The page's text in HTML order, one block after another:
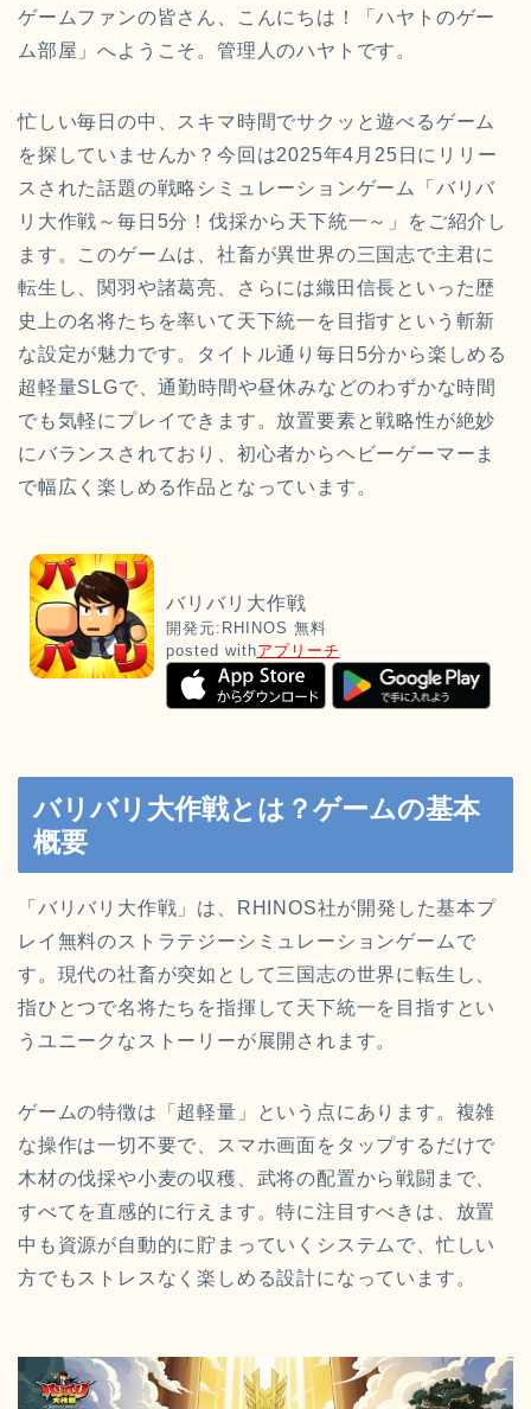
ゲームファンの皆さん、こんにちは！「ハヤトのゲー
ム部屋」へようこそ。管理人のハヤトです。
忙しい毎日の中、スキマ時間でサクッと遊べるゲーム
を探していませんか？今回は2025年4月25日にリリー
スされた話題の戦略シミュレーションゲーム「バリバ
リ大作戦～毎日5分！伐採から天下統一～」をご紹介し
ます。このゲームは、社畜が異世界の三国志で主君に
転生し、関羽や諸葛亮、さらには織田信長といった歴
史上の名将たちを率いて天下統一を目指すという斬新
な設定が魅力です。タイトル通り毎日5分から楽しめる
超軽量SLGで、通勤時間や昼休みなどのわずかな時間
でも気軽にプレイできます。放置要素と戦略性が絶妙
にバランスされており、初心者からヘビーゲーマーま
で幅広く楽しめる作品となっています。
バリバリ大作戦
開発元: RHINOS 無料
posted withアプリーチ
バリバリ大作戦とは？ゲームの基本
概要
「バリバリ大作戦」は、RHINOS社が開発した基本プ
レイ無料のストラテジーシミュレーションゲームで
す。現代の社畜が突如として三国志の世界に転生し、
指ひとつで名将たちを指揮して天下統一を目指すとい
うユニークなストーリーが展開されます。
ゲームの特徴は「超軽量」という点にあります。複雑
な操作は一切不要で、スマホ画面をタップするだけで
木材の伐採や小麦の収穫、武将の配置から戦闘まで、
すべてを直感的に行えます。特に注目すべきは、放置
中も資源が自動的に貯まっていくシステムで、忙しい
方でもストレスなく楽しめる設計になっています。